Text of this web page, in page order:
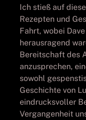
Ich stieß auf
Rezepten und
Fahrt, wobei
herausragend
Bereitschaft des
anzusprechen,
sowohl
Geschichte von
eindrucksvoller
Vergangenheit